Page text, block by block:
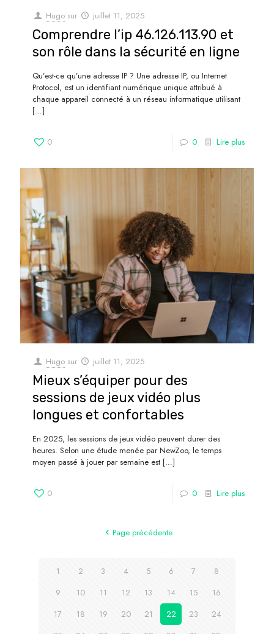
Hugo sur juillet 11, 2025
Comprendre l’ip 46.126.113.90 et
son rôle dans la sécurité en ligne
Qu’est-ce qu’une adresse IP ? Une adresse IP, ou Internet
Protocol, est un identifiant numérique unique attribué à
chaque appareil connecté à un réseau informatique utilisant
[…]
0 0 Lire plus
Hugo sur juillet 11, 2025
Mieux s’équiper pour des
sessions de jeux vidéo plus
longues et confortables
En 2025, les sessions de jeux vidéo peuvent durer des
heures. Selon une étude menée par NewZoo, le temps
moyen passé à jouer par semaine est […]
0 0 Lire plus
Page précédente
1 2 3 4 5 6 7
8
9
10 11 12 13 14 15
16
17
18 19 20 21 22 23
24